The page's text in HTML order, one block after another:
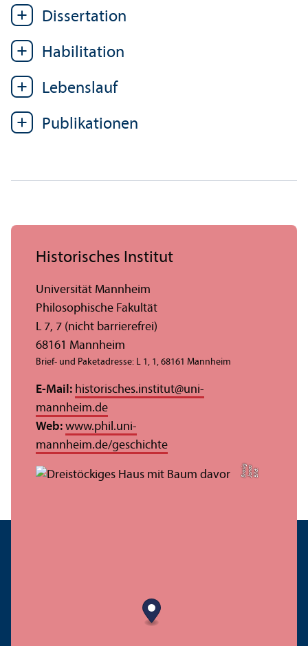
Dissertation
Habilitation
Lebens­lauf
Publikationen
Bil
d:
J
o
n
a
sB
r
o
si
g
Historisches Institut
Universität Mannheim
Philosophische Fakultät
L 7, 7 (nicht barrierefrei)
68161 Mannheim
Brief- und Paketadresse: L 1, 1, 68161 Mannheim
E-Mail: historisches.institut@uni-
mannheim.de
Web: www.phil.uni-
mannheim.de/geschichte